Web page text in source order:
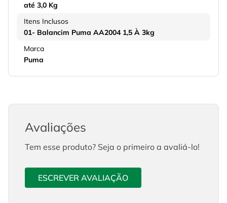
até 3,0 Kg
Itens Inclusos
01- Balancim Puma AA2004 1,5 À 3kg
Marca
Puma
Avaliações
Tem esse produto? Seja o primeiro a avaliá-lo!
ESCREVER AVALIAÇÃO